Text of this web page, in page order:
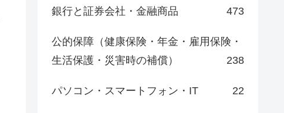
銀行と証券会社・金融商品 473
公的保障（健康保険・年金・雇用保険・
生活保護・災害時の補償）
238
パソコン・スマートフォン・IT 22